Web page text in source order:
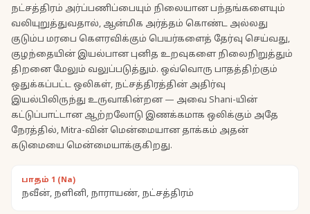
நட்சத்திரம் அர்ப்பணிப்பையும் நிலையான பந்தங்களையும்
வலியுறுத்துவதால், ஆன்மிக அர்த்தம் கொண்ட அல்லது
குடும்ப மரபை கௌரவிக்கும் பெயர்களைத் தேர்வு செய்வது,
குழந்தையின் இயல்பான புனித உறவுகளை நிலைநிறுத்தும்
திறனை மேலும் வலுப்படுத்தும். ஒவ்வொரு பாதத்திற்கும்
ஒதுக்கப்பட்ட ஒலிகள், நட்சத்திரத்தின் அதிர்வு
இயல்பிலிருந்து உருவாகின்றன — அவை Shani-யின்
கட்டுப்பாட்டான ஆற்றலோடு இணக்கமாக ஒலிக்கும் அதே
நேரத்தில், Mitra-வின் மென்மையான தாக்கம் அதன்
கடுமையை மென்மையாக்குகிறது.
பாதம் 1 (Na)
நவீன், நளினி, நாராயண், நட்சத்திரம்